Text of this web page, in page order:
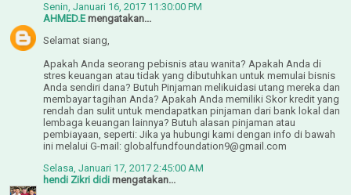
Senin, Januari 16, 2017 11:30:00 PM
AHMED.Emengatakan...
Selamat siang,
Apakah Anda seorang pebisnis atau wanita? Apakah Anda di
stres keuangan atau tidak yang dibutuhkan untuk memulai bisnis
Anda sendiri dana? Butuh Pinjaman melikuidasi utang mereka dan
membayar tagihan Anda? Apakah Anda memiliki Skor kredit yang
rendah dan sulit untuk mendapatkan pinjaman dari bank lokal dan
lembaga keuangan lainnya? Butuh alasan pinjaman atau
pembiayaan, seperti: Jika ya hubungi kami dengan info di bawah
ini melalui G-mail: globalfundfoundation9@gmail.com
Selasa, Januari 17, 2017 2:45:00 AM
hendi Zikri didi mengatakan...